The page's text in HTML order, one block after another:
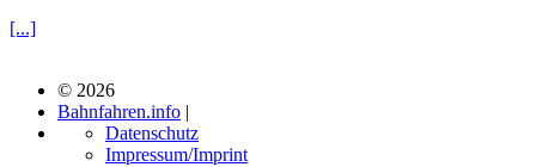
[...]
© 2026
Bahnfahren.info |
Datenschutz
Impressum/Imprint